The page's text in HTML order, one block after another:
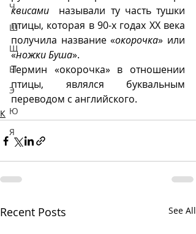
Ч
Ш
Щ
Ы
Э
Ю
Я
квисами
называли ту часть тушки
птицы, которая в 90-х годах ХХ века
получила название «окорочка» или
«ножки Буша».
Термин «окорочка» в отношении
птицы, являлся буквальным
переводом с английского.
К
Recent Posts See All